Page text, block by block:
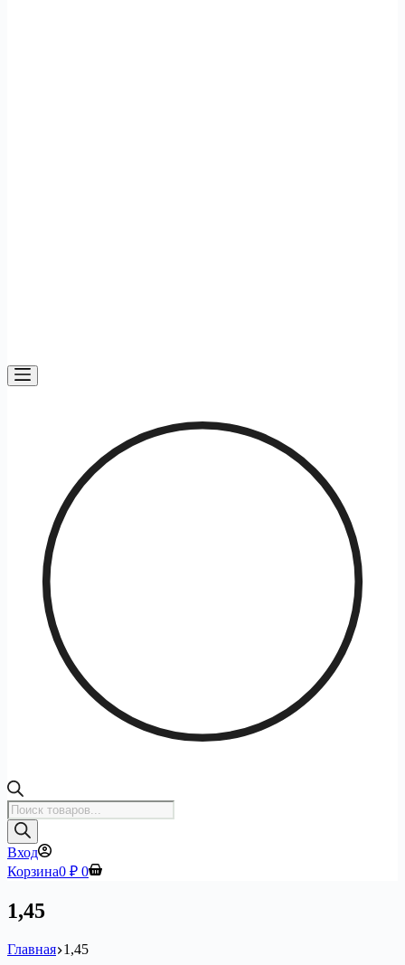
Поиск
товаров
Вход
Корзина0 ₽ 0
1,45
Главная 1,45